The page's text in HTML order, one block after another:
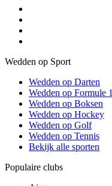
Wedden op Sport
Wedden op Darten
Wedden op Formule 1
Wedden op Boksen
Wedden op Hockey
Wedden op Golf
Wedden op Tennis
Bekijk alle sporten
Populaire clubs